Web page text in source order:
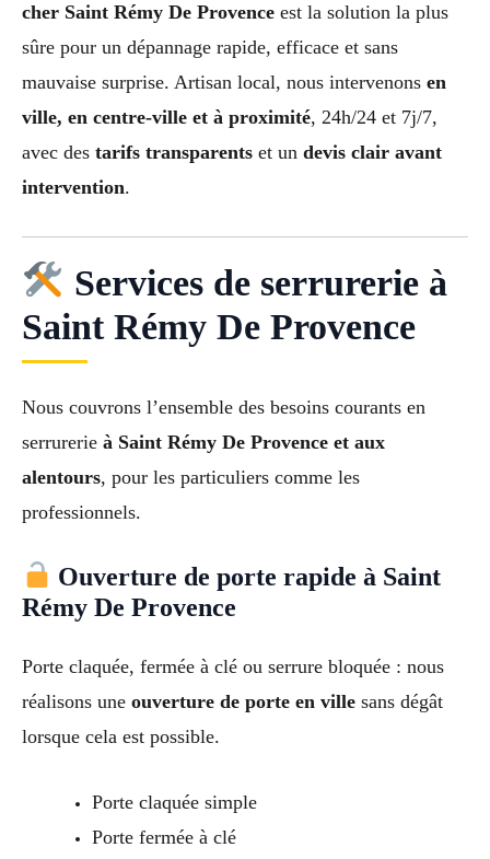
cher Saint Rémy De Provence est la solution la plus
sûre pour un dépannage rapide, efficace et sans
mauvaise surprise. Artisan local, nous intervenons en
ville, en centre-ville et à proximité, 24h/24 et 7j/7,
avec des tarifs transparents et un devis clair avant
intervention.
Services de serrurerie à
Saint Rémy De Provence
Nous couvrons l’ensemble des besoins courants en
serrurerie à Saint Rémy De Provence et aux
alentours, pour les particuliers comme les
professionnels.
Ouverture de porte rapide à Saint
Rémy De Provence
Porte claquée, fermée à clé ou serrure bloquée : nous
réalisons une ouverture de porte en ville sans dégât
lorsque cela est possible.
Porte claquée simple
Porte fermée à clé